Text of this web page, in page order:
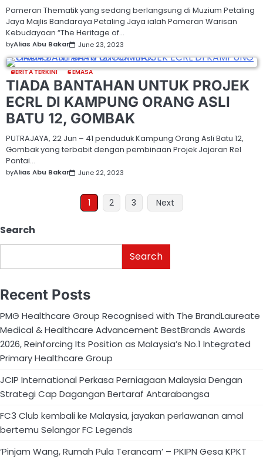
Pameran Thematik yang sedang berlangsung di Muzium Petaling
Jaya Majlis Bandaraya Petaling Jaya ialah Pameran Warisan
Kebudayaan “The Heritage of…
byAlias Abu Bakar June 23, 2023
BERITA TERKINI SEMASA
TIADA BANTAHAN UNTUK PROJEK
ECRL DI KAMPUNG ORANG ASLI
BATU 12, GOMBAK
PUTRAJAYA, 22 Jun – 41 penduduk Kampung Orang Asli Batu 12,
Gombak yang terbabit dengan pembinaan Projek Jajaran Rel
Pantai…
byAlias Abu Bakar June 22, 2023
1 2 3 Next
Search
Search
Recent Posts
PMG Healthcare Group Recognised with The BrandLaureate
Medical & Healthcare Advancement BestBrands Awards
2026, Reinforcing Its Position as Malaysia’s No.1 Integrated
Primary Healthcare Group
JCIP International Perkasa Perniagaan Malaysia Dengan
Strategi Cap Dagangan Bertaraf Antarabangsa
FC3 Club kembali ke Malaysia, jayakan perlawanan amal
bertemu Selangor FC Legends
‘Pinjam Wang, Rumah Pula Terancam’ – PKIPN Gesa KPKT